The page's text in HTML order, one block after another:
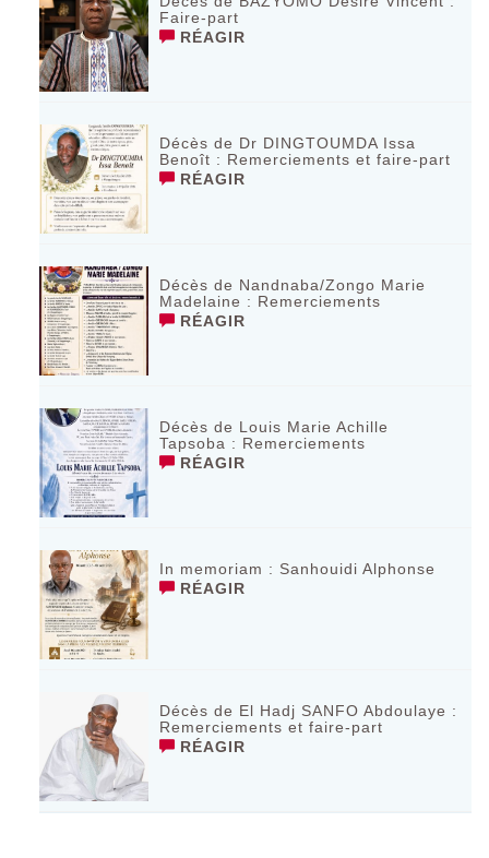
Faire-part
RÉAGIR
Décès de Dr DINGTOUMDA Issa
Benoît : Remerciements et faire-part
RÉAGIR
Décès de Nandnaba/Zongo Marie
Madelaine : Remerciements
RÉAGIR
Décès de Louis Marie Achille
Tapsoba : Remerciements
RÉAGIR
In memoriam : Sanhouidi Alphonse
RÉAGIR
Décès de El Hadj SANFO Abdoulaye :
Remerciements et faire-part
RÉAGIR